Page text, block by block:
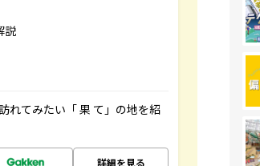
説
れてみたい「 果 て」の地を紹
詳細を見る